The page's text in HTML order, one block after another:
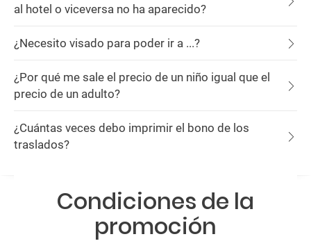
al hotel o viceversa no ha aparecido?
¿Necesito visado para poder ir a ...?
¿Por qué me sale el precio de un niño igual que el
precio de un adulto?
¿Cuántas veces debo imprimir el bono de los
traslados?
Condiciones de la
promoción